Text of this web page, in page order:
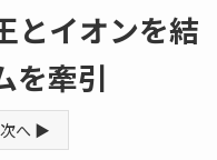
イオンを結
を牽引
次へ ▶